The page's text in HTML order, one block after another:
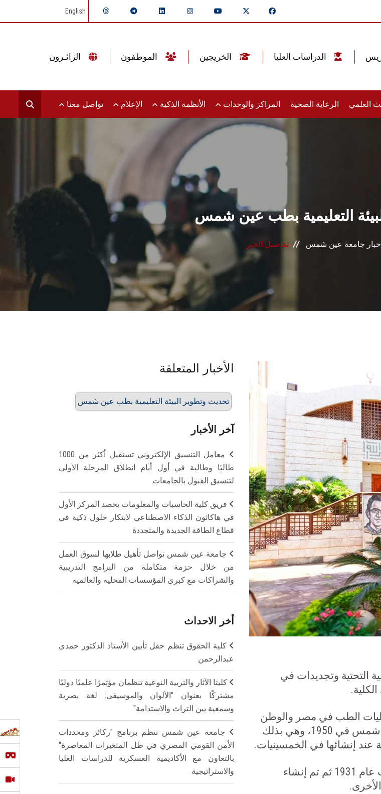
English
العلمي الرعاية الصحية المراكز والوحدات الأنظمة الذكية الإعلام تواصل معنا
التعليمية بطب عين شمس
جامعة عين شمس تفاصيل الخبر
التحتية وتجديدات في
.
الطب في مصر والوطن
العربي حيث أنشأت عام 1947 أي قبل إنشاء جامعة عين شمس في 1950، وهي بذلك
إنشائها في الخمسينيات.
وقد أنشئت الكلية على مستشفى الدمرداش التي أنشأت عام 1931 ثم تم إنشاء
.
الأخبار المتعلقة
تحديث وتطوير البيئة التعليمية بطب عين شمس
آخر الأخبار
معامل التنسيق الإلكتروني تستقبل أكثر من 1000
طالبًا وطالبة في أول أيام انطلاق المرحلة الأولى
لتنسيق القبول بالجامعات
فريق كلية الحاسبات والمعلومات يحصد المركز الأول
في هاكاثون الذكاء الاصطناعي لابتكار حلول ذكية في
قطاع الطاقة الجديدة والمتجددة
جامعة عين شمس تواصل تأهيل طلابها لسوق العمل
من خلال حزمة متكاملة من البرامج التدريبية
والشراكات مع كبرى المؤسسات المحلية والعالمية
أخر الاحداث
كلية الحقوق تنظم حفل تأبين الأستاذ الدكتور حمدي
عبدالرحمن
كليتا الآثار والتربية النوعية تنظمان مؤتمرًا علميًا دوليًا
مشتركًا بعنوان "الألوان والموسيقى: لغة بصرية
وسمعية بين التراث والاستدامة"
جامعة عين شمس تنظم برنامج "ركائز ومحددات
الأمن القومي المصري في ظل المتغيرات المعاصرة"
بالتعاون مع الأكاديمية العسكرية للدراسات العليا
والاستراتيجية